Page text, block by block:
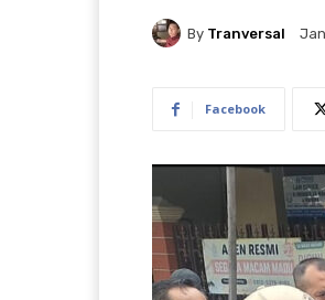
By Tranversal
Facebook